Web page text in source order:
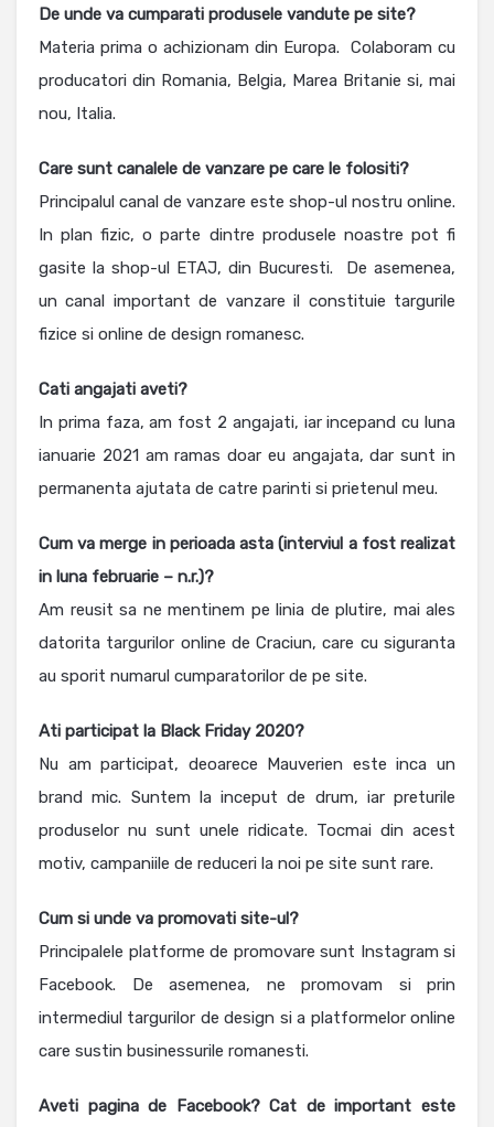
De unde va cumparati produsele vandute pe site?
Materia prima o achizionam din Europa. Colaboram cu
producatori din Romania, Belgia, Marea Britanie si, mai
nou, Italia.
Care sunt canalele de vanzare pe care le folositi?
Principalul canal de vanzare este shop-ul nostru online.
In plan fizic, o parte dintre produsele noastre pot fi
gasite la shop-ul ETAJ, din Bucuresti. De asemenea,
un canal important de vanzare il constituie targurile
fizice si online de design romanesc.
Cati angajati aveti?
In prima faza, am fost 2 angajati, iar incepand cu luna
ianuarie 2021 am ramas doar eu angajata, dar sunt in
permanenta ajutata de catre parinti si prietenul meu.
Cum va merge in perioada asta (interviul a fost realizat
in luna februarie – n.r.)?
Am reusit sa ne mentinem pe linia de plutire, mai ales
datorita targurilor online de Craciun, care cu siguranta
au sporit numarul cumparatorilor de pe site.
Ati participat la Black Friday 2020?
Nu am participat, deoarece Mauverien este inca un
brand mic. Suntem la inceput de drum, iar preturile
produselor nu sunt unele ridicate. Tocmai din acest
motiv, campaniile de reduceri la noi pe site sunt rare.
Cum si unde va promovati site-ul?
Principalele platforme de promovare sunt Instagram si
Facebook. De asemenea, ne promovam si prin
intermediul targurilor de design si a platformelor online
care sustin businessurile romanesti.
Aveti pagina de Facebook? Cat de important este